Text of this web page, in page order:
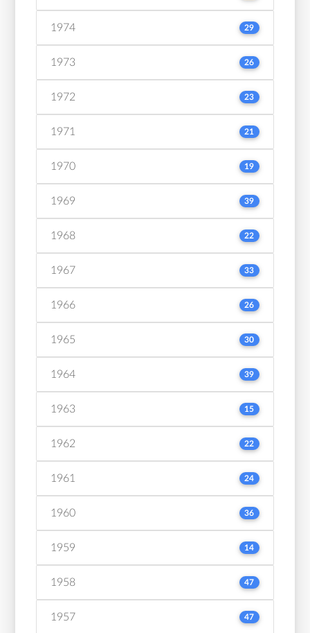
1974 29
1973 26
1972 23
1971 21
1970 19
1969 39
1968 22
1967 33
1966 26
1965 30
1964 39
1963 15
1962 22
1961 24
1960 36
1959 14
1958 47
1957 47